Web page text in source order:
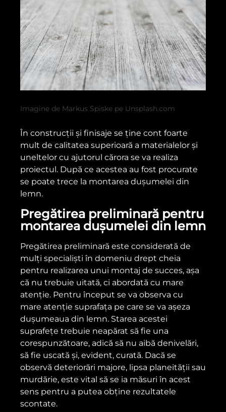
Imagine de Markus Spiske pe Unsplash.com
În construcții și finisaje se ține cont foarte
mult de calitatea superioară a materialelor și
uneltelor cu ajutorul cărora se va realiza
proiectul. După ce acestea au fost procurate
se poate trece la montarea dușumelei din
lemn.
Pregătirea preliminară pentru
montarea dușumelei din lemn
Pregătirea preliminară este considerată de
mulți specialiști în domeniu drept cheia
pentru realizarea unui montaj de succes, așa
că nu trebuie uitată, ci abordată cu mare
atenție. Pentru început se va observa cu
mare atenție suprafața pe care se va așeza
dușumeaua din lemn. Starea acestei
suprafețe trebuie neapărat să fie una
corespunzătoare, adică să nu aibă denivelări,
să fie uscată și, evident, curată. Dacă se
observă deteriorări majore, lipsa planeității sau
murdărie, este vital să se ia măsuri în acest
sens pentru a putea obține rezultatele
scontate.